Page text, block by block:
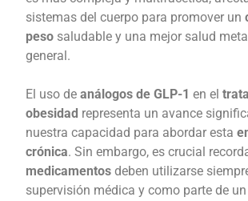
sistemas del cuerpo para promover un
peso saludable y una mejor salud
general.
El uso de análogos de GLP-1 en el
obesidad representa un avance
nuestra capacidad para abordar esta
crónica. Sin embargo, es crucial
medicamentos deben utilizarse
supervisión médica y como parte de